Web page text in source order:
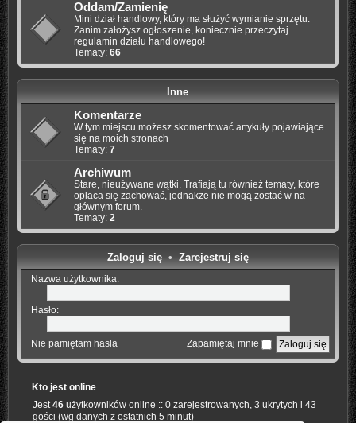
Oddam/Zamienię
Mini dział handlowy, który ma służyć wymianie sprzętu.
Zanim założysz ogłoszenie, koniecznie przeczytaj
regulamin działu handlowego!
Tematy: 66
Inne
Komentarze
W tym miejscu możesz skomentować artykuły pojawiające
się na moich stronach
Tematy: 7
Archiwum
Stare, nieużywane wątki. Trafiają tu również tematy, które
opłaca się zachować, jednakże nie mogą zostać w na
głównym forum.
Tematy: 2
Zaloguj się• Zarejestruj się
Nazwa użytkownika:
Hasło:
Nie pamiętam hasła Zapamiętaj mnie
Kto jest online
Jest46 użytkowników online :: 0 zarejestrowanych, 3 ukrytych i 43
gości (wg danych z ostatnich 5 minut)